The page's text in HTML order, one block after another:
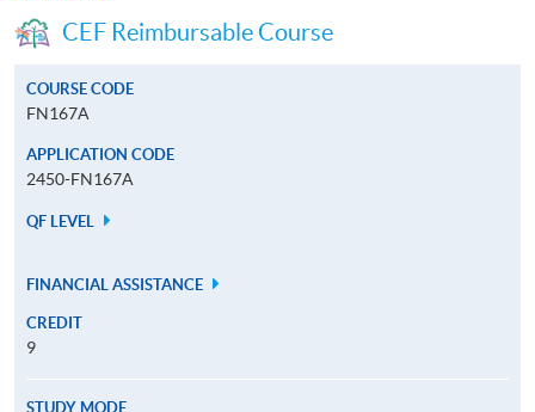
CEF Reimbursable Course
COURSE CODE
FN167A
APPLICATION CODE
2450-FN167A
QF LEVEL
FINANCIAL ASSISTANCE
CREDIT
9
STUDY MODE